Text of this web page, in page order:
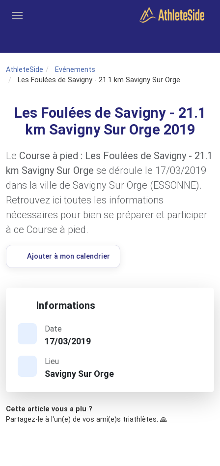
AthleteSide
Evénements
Les Foulées de Savigny - 21.1 km Savigny Sur Orge
Les Foulées de Savigny - 21.1
km Savigny Sur Orge 2019
Le Course à pied : Les Foulées de Savigny - 21.1
km Savigny Sur Orge se déroule le 17/03/2019
dans la ville de Savigny Sur Orge (ESSONNE).
Retrouvez ici toutes les informations
nécessaires pour bien se préparer et participer
à ce Course à pied.
Ajouter à mon calendrier
Informations
Date
17/03/2019
Lieu
Savigny Sur Orge
Cette article vous a plu ?
Partagez-le à l'un(e) de vos ami(e)s triathlètes. 🙏